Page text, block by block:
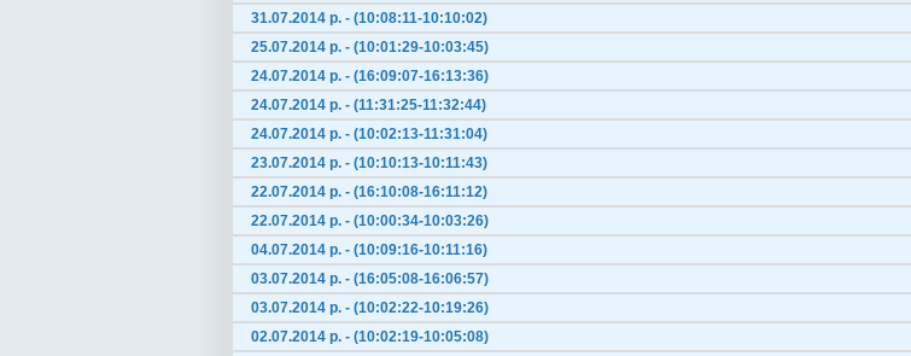
31.07.2014 р. - (10:08:11-10:10:02)
25.07.2014 р. - (10:01:29-10:03:45)
24.07.2014 р. - (16:09:07-16:13:36)
24.07.2014 р. - (11:31:25-11:32:44)
24.07.2014 р. - (10:02:13-11:31:04)
23.07.2014 р. - (10:10:13-10:11:43)
22.07.2014 р. - (16:10:08-16:11:12)
22.07.2014 р. - (10:00:34-10:03:26)
04.07.2014 р. - (10:09:16-10:11:16)
03.07.2014 р. - (16:05:08-16:06:57)
03.07.2014 р. - (10:02:22-10:19:26)
02.07.2014 р. - (10:02:19-10:05:08)